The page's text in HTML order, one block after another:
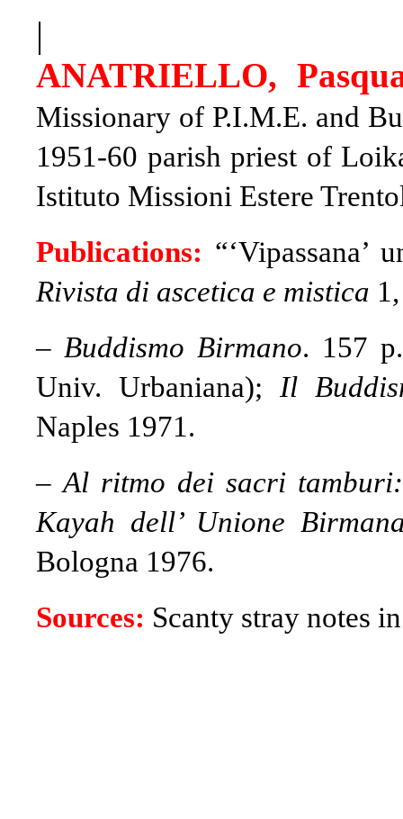
|
ANATRIELLO,
Missionary of P.I.M.E. and
1951-60 parish priest of
Istituto Missioni Estere
Publications: “‘Vipassana’
Rivista di ascetica e mistica
– Buddismo Birmano. 157
Univ. Urbaniana); Il
Naples 1971.
–Al ritmo dei sacri
Kayah dell’ Unione
Bologna 1976.
Sources: Scanty stray notes